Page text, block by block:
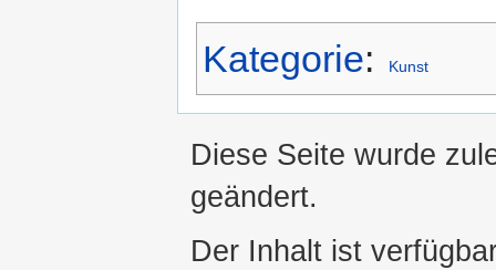
Kategorie: Kunst
Diese Seite wurde
geändert.
Der Inhalt ist